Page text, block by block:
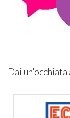
Dai